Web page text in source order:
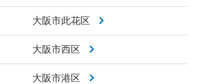
大阪市此花区
大阪市西区
大阪市港区